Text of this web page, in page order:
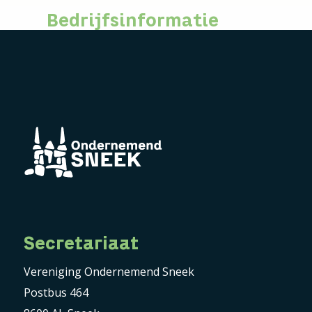
Bedrijfsinformatie
Secretariaat
Vereniging Ondernemend Sneek
Postbus 464